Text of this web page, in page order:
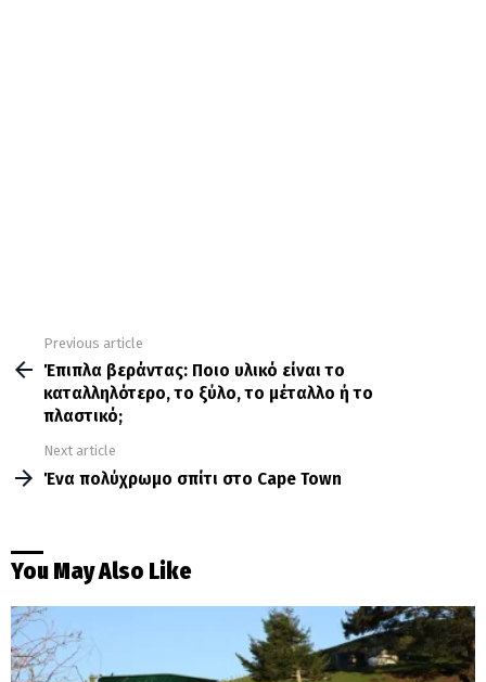
more
Previous article
Έπιπλα βεράντας: Ποιο υλικό είναι το
καταλληλότερο, το ξύλο, το μέταλλο ή το
πλαστικό;
Next article
Ένα πολύχρωμο σπίτι στο Cape Town
You May Also Like